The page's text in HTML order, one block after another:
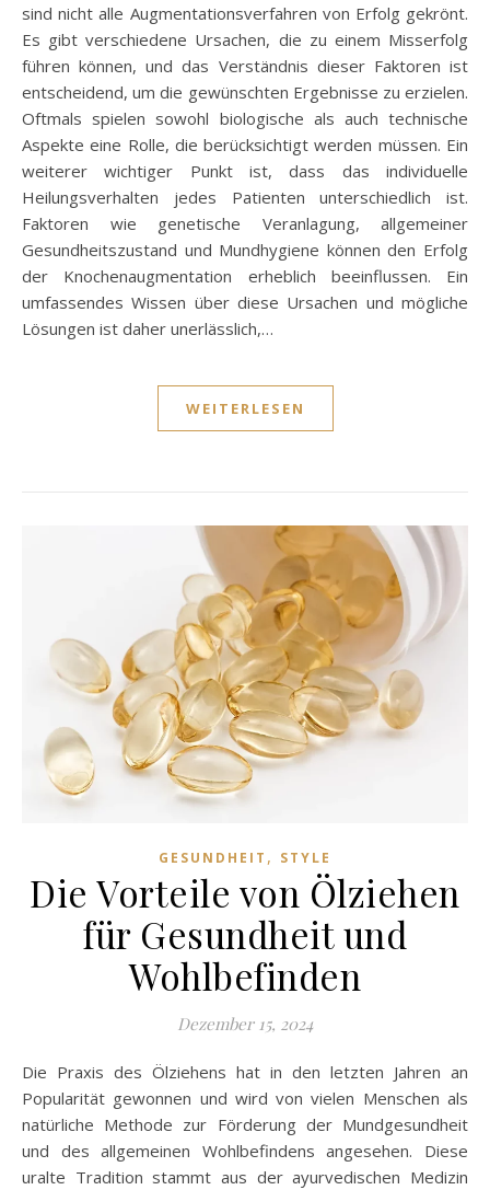
sind nicht alle Augmentationsverfahren von Erfolg gekrönt.
Es gibt verschiedene Ursachen, die zu einem Misserfolg
führen können, und das Verständnis dieser Faktoren ist
entscheidend, um die gewünschten Ergebnisse zu erzielen.
Oftmals spielen sowohl biologische als auch technische
Aspekte eine Rolle, die berücksichtigt werden müssen. Ein
weiterer wichtiger Punkt ist, dass das individuelle
Heilungsverhalten jedes Patienten unterschiedlich ist.
Faktoren wie genetische Veranlagung, allgemeiner
Gesundheitszustand und Mundhygiene können den Erfolg
der Knochenaugmentation erheblich beeinflussen. Ein
umfassendes Wissen über diese Ursachen und mögliche
Lösungen ist daher unerlässlich,…
WEITERLESEN
GESUNDHEIT , STYLE
Die Vorteile von Ölziehen
für Gesundheit und
Wohlbefinden
Dezember 15, 2024
Die Praxis des Ölziehens hat in den letzten Jahren an
Popularität gewonnen und wird von vielen Menschen als
natürliche Methode zur Förderung der Mundgesundheit
und des allgemeinen Wohlbefindens angesehen. Diese
uralte Tradition stammt aus der ayurvedischen Medizin